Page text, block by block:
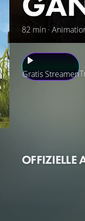
82 min ·
Gratis Streamen
haben den
zunächst
Vorteil in der
Gänsemarsch
OFFIZIELLE